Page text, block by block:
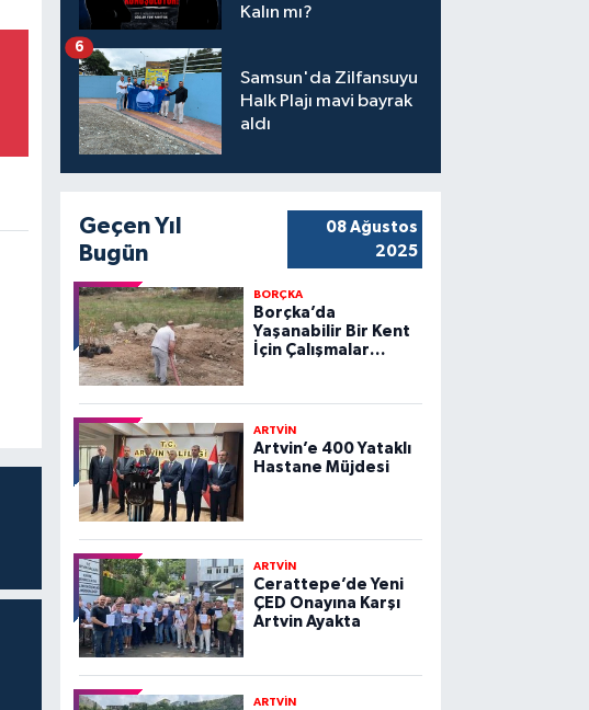
Kalın mı?
Samsun'da Zilfansuyu
Halk Plajı mavi bayrak
aldı
6
Geçen Yıl
Bugün
08 Ağustos
2025
BORÇKA
Borçka’da
Yaşanabilir Bir Kent
İçin Çalışmalar
ARTVİN
Artvin’e 400 Yataklı
Hastane Müjdesi
ARTVİN
Cerattepe’de Yeni
ÇED Onayına Karşı
Artvin Ayakta
ARTVİN